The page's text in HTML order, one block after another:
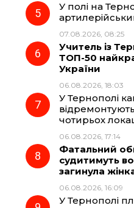
У полі на
07.08.2026, 08:25
Учитель із
ТОП-50
України
06.08.2026, 18:03
У Тернополі
чотирьох
06.08.2026, 17:14
Фатальний
судитимуть
загинула
06.08.2026, 16:09
У Тернополі